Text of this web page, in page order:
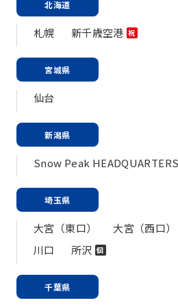
北海道
札幌 新千歳空港 祝
宮城県
仙台
新潟県
Snow Peak
埼玉県
大宮（東口） 大宮（西口）
川口 所沢 個
千葉県